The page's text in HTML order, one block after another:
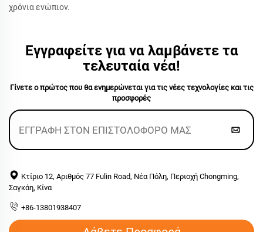
χρόνια ενώπιον.
Εγγραφείτε για να λαμβάνετε τα
τελευταία νέα!
Γίνετε ο πρώτος που θα ενημερώνεται για τις νέες τεχνολογίες και τις
προσφορές
Κτίριο 12, Αριθμός 77 Fulin Road, Νέα Πόλη, Περιοχή Chongming,
Σαγκάη, Κίνα
+86-13801938407